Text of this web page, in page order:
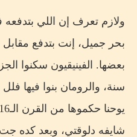
ولازم تعرف إن اللي
بحر جميل، إنت بتدفع
بعضها. الفينيقيون سكنوا
سنة، والرومان بنوا فيها
شايفه دلوقتي، وبعد كده جت